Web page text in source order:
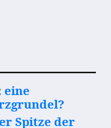
Spitze der